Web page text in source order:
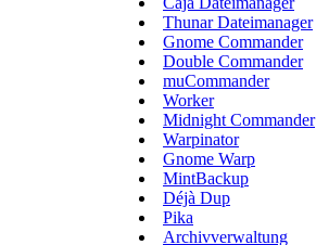
Thunar Dateimanager
Gnome Commander
Double Commander
muCommander
Worker
Midnight Commander
Warpinator
Gnome Warp
MintBackup
Déjà Dup
Pika
Archivverwaltung